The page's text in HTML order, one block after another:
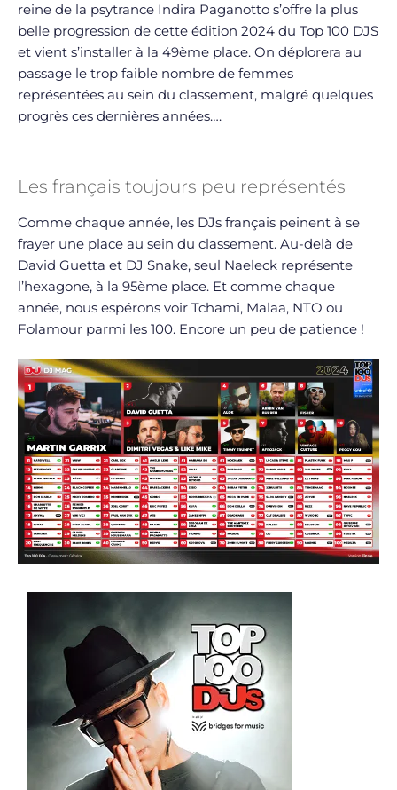
reine de la psytrance Indira Paganotto s’offre la plus
belle progression de cette édition 2024 du Top 100 DJS
et vient s’installer à la 49ème place. On déplorera au
passage le trop faible nombre de femmes
représentées au sein du classement, malgré quelques
progrès ces dernières années….
Les français toujours peu représentés
Comme chaque année, les DJs français peinent à se
frayer une place au sein du classement. Au-delà de
David Guetta et DJ Snake, seul Naeleck représente
l’hexagone, à la 95ème place. Et comme chaque
année, nous espérons voir Tchami, Malaa, NTO ou
Folamour parmi les 100. Encore un peu de patience !